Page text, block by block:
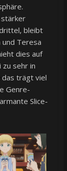
bleibt
und Teresa
dies auf
sehr in
das trägt viel
Genre-
Slice-